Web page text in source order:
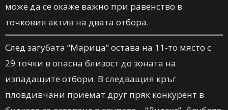
може да се окаже важно при равенство в
точковия актив на двата отбора.
След загубата “Марица” остава на 11-то място с
29 точки в опасна близост до зоната на
изпадащите отбори. В следващия кръг
пловдивчани приемат друг пряк конкурент в